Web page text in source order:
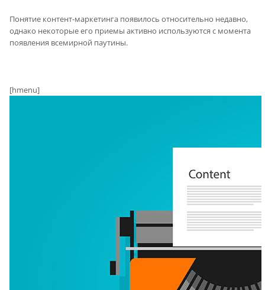
Понятие контент-маркетинга появилось относительно недавно,
однако некоторые его приемы активно используются с момента
появления всемирной паутины.
[hmenu]